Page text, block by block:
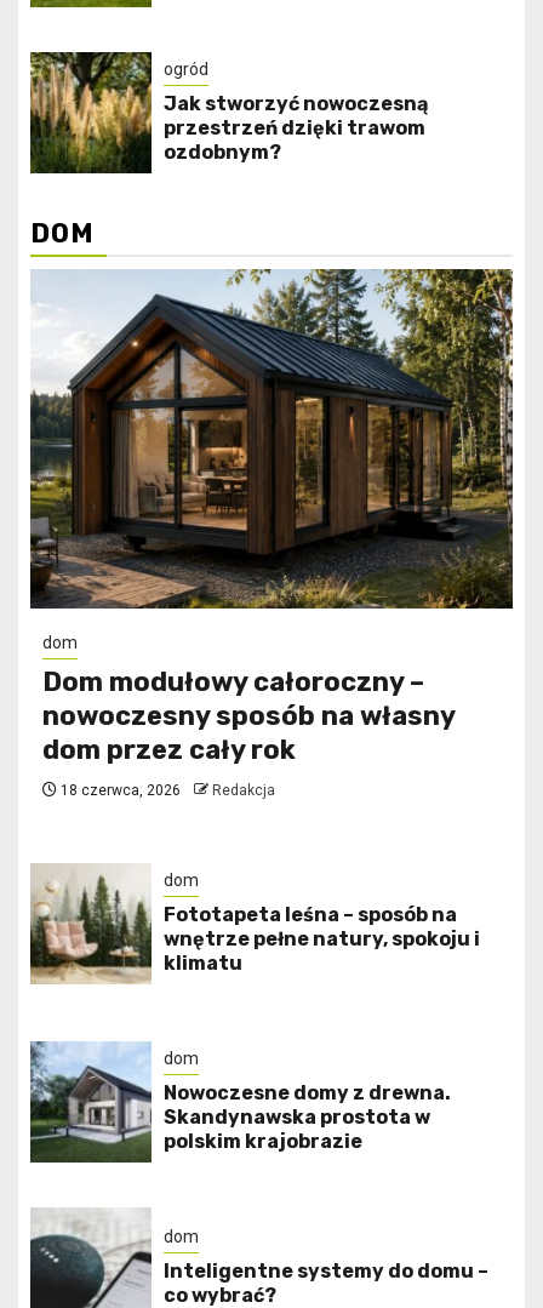
ogród
Jak stworzyć nowoczesną
przestrzeń dzięki trawom
ozdobnym?
DOM
dom
Dom modułowy całoroczny –
nowoczesny sposób na własny
dom przez cały rok
18 czerwca, 2026 Redakcja
dom
​Fototapeta leśna – sposób na
wnętrze pełne natury, spokoju i
klimatu
dom
Nowoczesne domy z drewna.
Skandynawska prostota w
polskim krajobrazie
dom
Inteligentne systemy do domu –
co wybrać?